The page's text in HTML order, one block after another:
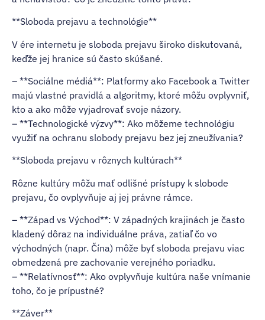
**Sloboda prejavu a technológie**
V ére internetu je sloboda prejavu široko diskutovaná,
keďže jej hranice sú často skúšané.
– **Sociálne médiá**: Platformy ako Facebook a Twitter
majú vlastné pravidlá a algoritmy, ktoré môžu ovplyvniť,
kto a ako môže vyjadrovať svoje názory.
– **Technologické výzvy**: Ako môžeme technológiu
využiť na ochranu slobody prejavu bez jej zneužívania?
**Sloboda prejavu v rôznych kultúrach**
Rôzne kultúry môžu mať odlišné prístupy k slobode
prejavu, čo ovplyvňuje aj jej právne rámce.
– **Západ vs Východ**: V západných krajinách je často
kladený dôraz na individuálne práva, zatiaľ čo vo
východných (napr. Čína) môže byť sloboda prejavu viac
obmedzená pre zachovanie verejného poriadku.
– **Relatívnosť**: Ako ovplyvňuje kultúra naše vnímanie
toho, čo je prípustné?
**Záver**